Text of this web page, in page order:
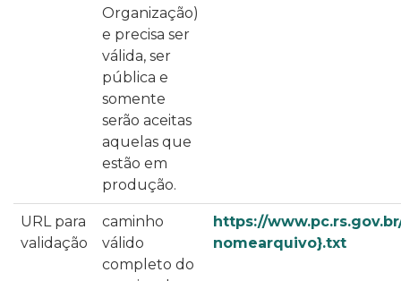
Organização)
e precisa ser
válida, ser
pública e
somente
serão aceitas
aquelas que
estão em
produção.
URL para
validação
caminho
válido
completo do
https://
nomearquivo}​​​​​​​​​​.txt